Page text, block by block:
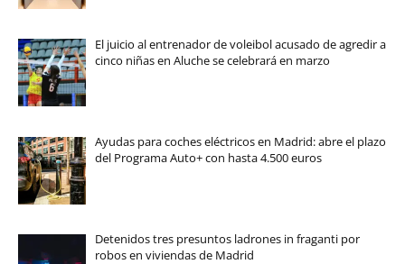
El juicio al entrenador de voleibol acusado de agredir a
cinco niñas en Aluche se celebrará en marzo
Ayudas para coches eléctricos en Madrid: abre el plazo
del Programa Auto+ con hasta 4.500 euros
Detenidos tres presuntos ladrones in fraganti por
robos en viviendas de Madrid